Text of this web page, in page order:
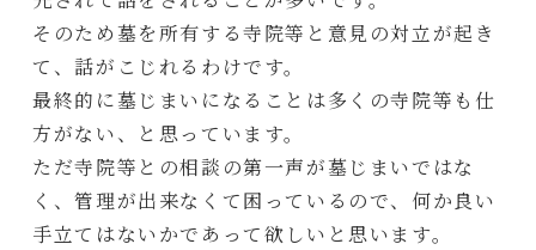
そのため墓を所有する寺院等と意見の対立が起き
て、話がこじれるわけです。
最終的に墓じまいになることは多くの寺院等も仕
方がない、と思っています。
ただ寺院等との相談の第一声が墓じまいではな
く、管理が出来なくて困っているので、何か良い
手立てはないかであって欲しいと思います。